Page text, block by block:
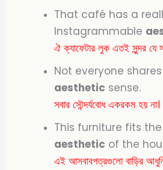
That café has a
Instagrammable
ঐ ক্যাফেটার লুক এতই সুন্দর যে
Not everyone
aesthetic sense.
সবার সৌন্দর্যবোধ একরকম হয় না।
This furniture fits
aesthetic of the
এই আসবাবপত্রগুলো বাড়ির